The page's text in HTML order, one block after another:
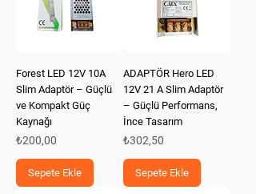
Forest LED 12V 10A
Slim Adaptör – Güçlü
ve Kompakt Güç
Kaynağı
Fiyat
₺200,00
Sepete Ekle
ADAPTÖR Hero LED
12V 21 A Slim Adaptör
– Güçlü Performans,
İnce Tasarım
Fiyat
₺302,50
Sepete Ekle